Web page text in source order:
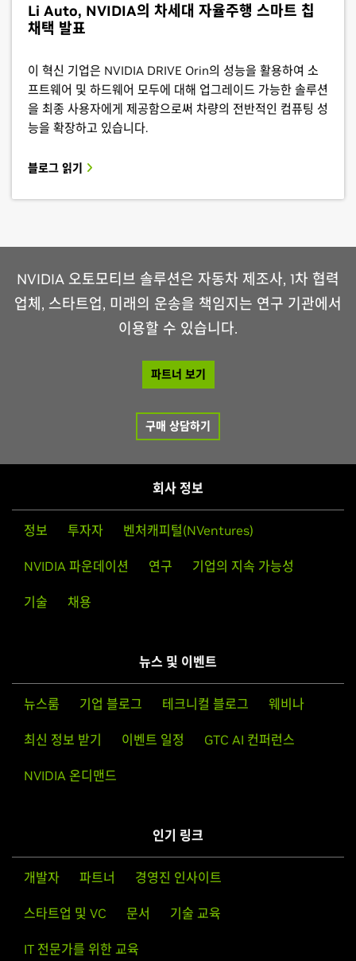
Li Auto, NVIDIA의 차세대 자율주행 스마트 칩
채택 발표
이 혁신 기업은 NVIDIA DRIVE Orin의 성능을 활용하여 소
프트웨어 및 하드웨어 모두에 대해 업그레이드 가능한 솔루션
을 최종 사용자에게 제공함으로써 차량의 전반적인 컴퓨팅 성
능을 확장하고 있습니다.
블로그 읽기
NVIDIA 오토모티브 솔루션은 자동차 제조사, 1차 협력
업체, 스타트업, 미래의 운송을 책임지는 연구 기관에서
이용할 수 있습니다.
파트너 보기
구매 상담하기
회사 정보
정보 투자자 벤처캐피털(NVentures)
NVIDIA 파운데이션 연구 기업의 지속 가능성
기술 채용
뉴스 및 이벤트
뉴스룸 기업 블로그 테크니컬 블로그 웨비나
최신 정보 받기 이벤트 일정 GTC AI 컨퍼런스
NVIDIA 온디맨드
인기 링크
개발자 파트너 경영진 인사이트
스타트업 및 VC 문서 기술 교육
IT 전문가를 위한 교육